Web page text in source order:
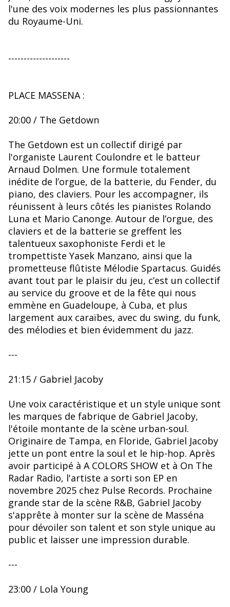
l'une des voix modernes les plus passionnantes
du Royaume-Uni.
--------------------
PLACE MASSENA :
20:00 / The Getdown
The Getdown est un collectif dirigé par
l'organiste Laurent Coulondre et le batteur
Arnaud Dolmen. Une formule totalement
inédite de l’orgue, de la batterie, du Fender, du
piano, des claviers. Pour les accompagner, ils
réunissent à leurs côtés les pianistes Rolando
Luna et Mario Canonge. Autour de l’orgue, des
claviers et de la batterie se greffent les
talentueux saxophoniste Ferdi et le
trompettiste Yasek Manzano, ainsi que la
prometteuse flûtiste Mélodie Spartacus. Guidés
avant tout par le plaisir du jeu, c’est un collectif
au service du groove et de la fête qui nous
emmène en Guadeloupe, à Cuba, et plus
largement aux caraïbes, avec du swing, du funk,
des mélodies et bien évidemment du jazz.
---
21:15 / Gabriel Jacoby
Une voix caractéristique et un style unique sont
les marques de fabrique de Gabriel Jacoby,
l'étoile montante de la scène urban-soul.
Originaire de Tampa, en Floride, Gabriel Jacoby
jette un pont entre la soul et le hip-hop. Après
avoir participé à A COLORS SHOW et à On The
Radar Radio, l'artiste a sorti son EP en
novembre 2025 chez Pulse Records. Prochaine
grande star de la scène R&B, Gabriel Jacoby
s'apprête à monter sur la scène de Masséna
pour dévoiler son talent et son style unique au
public et laisser une impression durable.
---
23:00 / Lola Young